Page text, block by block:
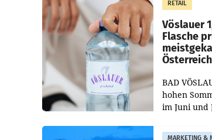
„Keep Cool“
RETAIL
Vöslauer
Flasche
BAD
hohen
im Juni und
MARKETING &